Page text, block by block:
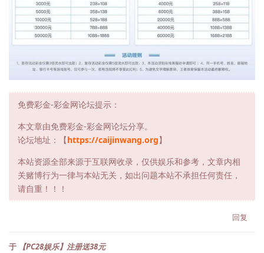
免费彩金-彩金网论坛提示：
本文章由免费彩金-彩金网论坛分享。
论坛地址：【https://caijinwang.org】
本站资源全部来源于互联网收录，仅供娱乐和参考，文章内相
关赌博行为一律与本站无关，如出问题本站不承担任何责任，
请自重！！！
回复
于 【PC28娱乐】注册送38元